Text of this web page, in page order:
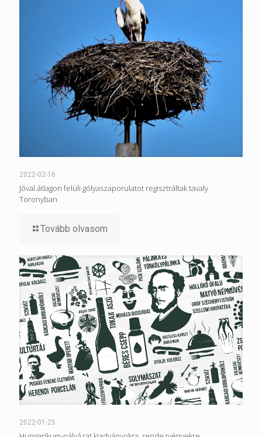
2022-02-16
Jóval átlagon felüli gólyaszaporulatot regisztráltak tavaly
Toronyban
Tovább olvasom
2022-01-25